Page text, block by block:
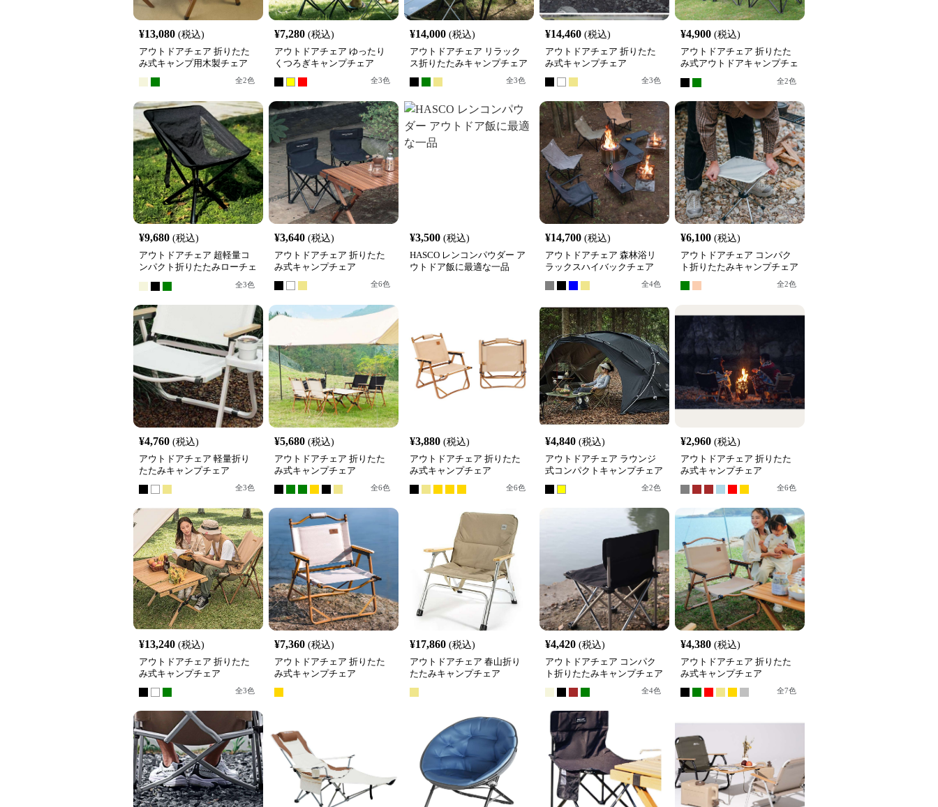
¥13,080 (税込)
アウトドアチェア 折りたた
み式キャンプ用木製チェア
全2色
¥7,280 (税込)
アウトドアチェア ゆったり
くつろぎキャンプチェア
全3色
¥14,000 (税込)
アウトドアチェア リラック
ス折りたたみキャンプチェア
全3色
¥14,460 (税込)
アウトドアチェア 折りたた
み式キャンプチェア
全3色
¥4,900 (税込)
アウトドアチェア 折りたた
み式アウトドアキャンプチェ
全2色
¥9,680 (税込)
アウトドアチェア 超軽量コ
ンパクト折りたたみローチェ
全3色
¥3,640 (税込)
アウトドアチェア 折りたた
み式キャンプチェア
全6色
¥3,500 (税込)
HASCO レンコンパウダー ア
ウトドア飯に最適な一品
¥14,700 (税込)
アウトドアチェア 森林浴リ
ラックスハイバックチェア
全4色
¥6,100 (税込)
アウトドアチェア コンパク
ト折りたたみキャンプチェア
全2色
¥4,760 (税込)
アウトドアチェア 軽量折り
たたみキャンプチェア
全3色
¥5,680 (税込)
アウトドアチェア 折りたた
み式キャンプチェア
全6色
¥3,880 (税込)
アウトドアチェア 折りたた
み式キャンプチェア
全6色
¥4,840 (税込)
アウトドアチェア ラウンジ
式コンパクトキャンプチェア
全2色
¥2,960 (税込)
アウトドアチェア 折りたた
み式キャンプチェア
全6色
¥13,240 (税込)
アウトドアチェア 折りたた
み式キャンプチェア
全3色
¥7,360 (税込)
アウトドアチェア 折りたた
み式キャンプチェア
¥17,860 (税込)
アウトドアチェア 春山折り
たたみキャンプチェア
¥4,420 (税込)
アウトドアチェア コンパク
ト折りたたみキャンプチェア
全4色
¥4,380 (税込)
アウトドアチェア 折りたた
み式キャンプチェア
全7色